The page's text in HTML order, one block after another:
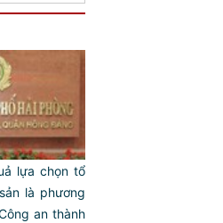
lựa chọn tổ
là phương
an thành